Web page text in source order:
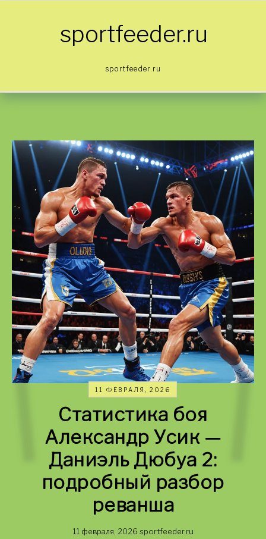
sportfeeder.ru
sportfeeder.ru
11 ФЕВРАЛЯ, 2026
Статистика боя
Александр Усик —
Даниэль Дюбуа 2:
подробный разбор
реванша
11 февраля, 2026 sportfeeder.ru